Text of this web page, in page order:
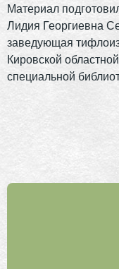
Материал
Лидия Георгиевна
заведующая
Кировской областной
специальной